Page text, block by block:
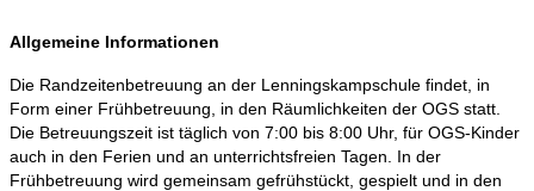
Allgemeine Informationen
Die Randzeitenbetreuung an der Lenningskampschule findet, in
Form einer Frühbetreuung, in den Räumlichkeiten der OGS statt.
Die Betreuungszeit ist täglich von 7:00 bis 8:00 Uhr, für OGS-Kinder
auch in den Ferien und an unterrichtsfreien Tagen. In der
Frühbetreuung wird gemeinsam gefrühstückt, gespielt und in den